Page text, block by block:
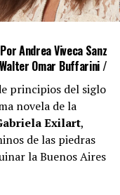
Por Andrea Viveca Sanz
Omar Buffarini /
principios del siglo
novela de la
Exilart,
de las piedras
la Buenos Aires